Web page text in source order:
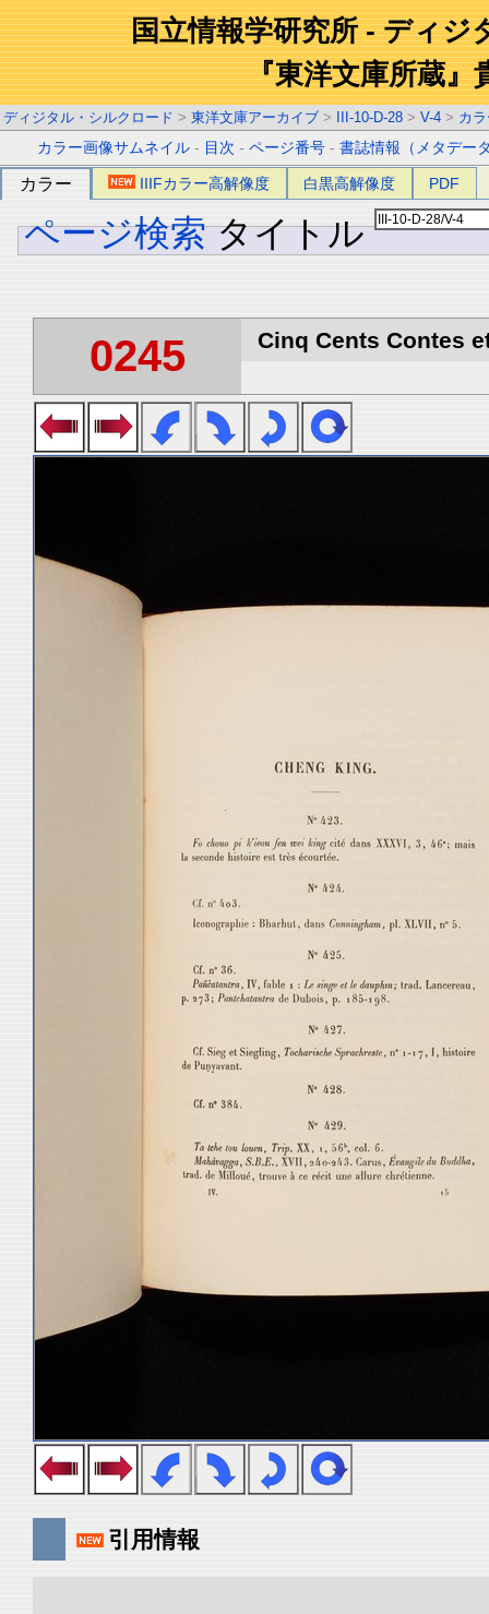
国立情報学研究所 - ディジ
『東洋文庫所蔵』
ディジタル・シルクロード > 東洋文庫アーカイブ > III-10-D-28 > V-4 > カ
カラー画像サムネイル - 目次 -ページ番号 -書誌情報（メタデー
カラー IIIFカラー高解像度 白黒高解像度 PDF
ページ検索 タイトル
0245 Cinq Cents Contes
引用情報